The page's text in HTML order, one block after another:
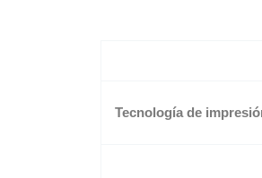
Tecnología de